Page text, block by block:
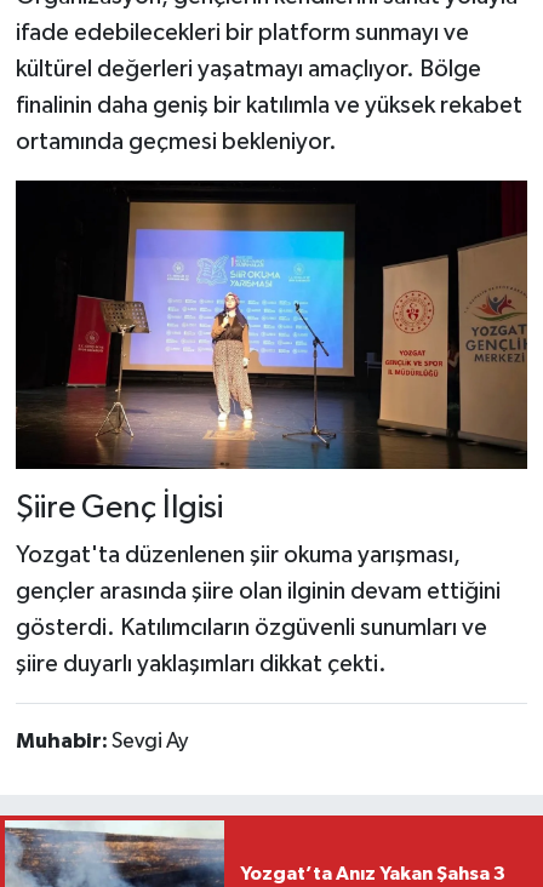
ifade edebilecekleri bir platform sunmayı ve
kültürel değerleri yaşatmayı amaçlıyor. Bölge
finalinin daha geniş bir katılımla ve yüksek rekabet
ortamında geçmesi bekleniyor.
Şiire Genç İlgisi
Yozgat'ta düzenlenen şiir okuma yarışması,
gençler arasında şiire olan ilginin devam ettiğini
gösterdi. Katılımcıların özgüvenli sunumları ve
şiire duyarlı yaklaşımları dikkat çekti.
Muhabir: Sevgi Ay
Yozgat’ta Anız Yakan Şahsa 3